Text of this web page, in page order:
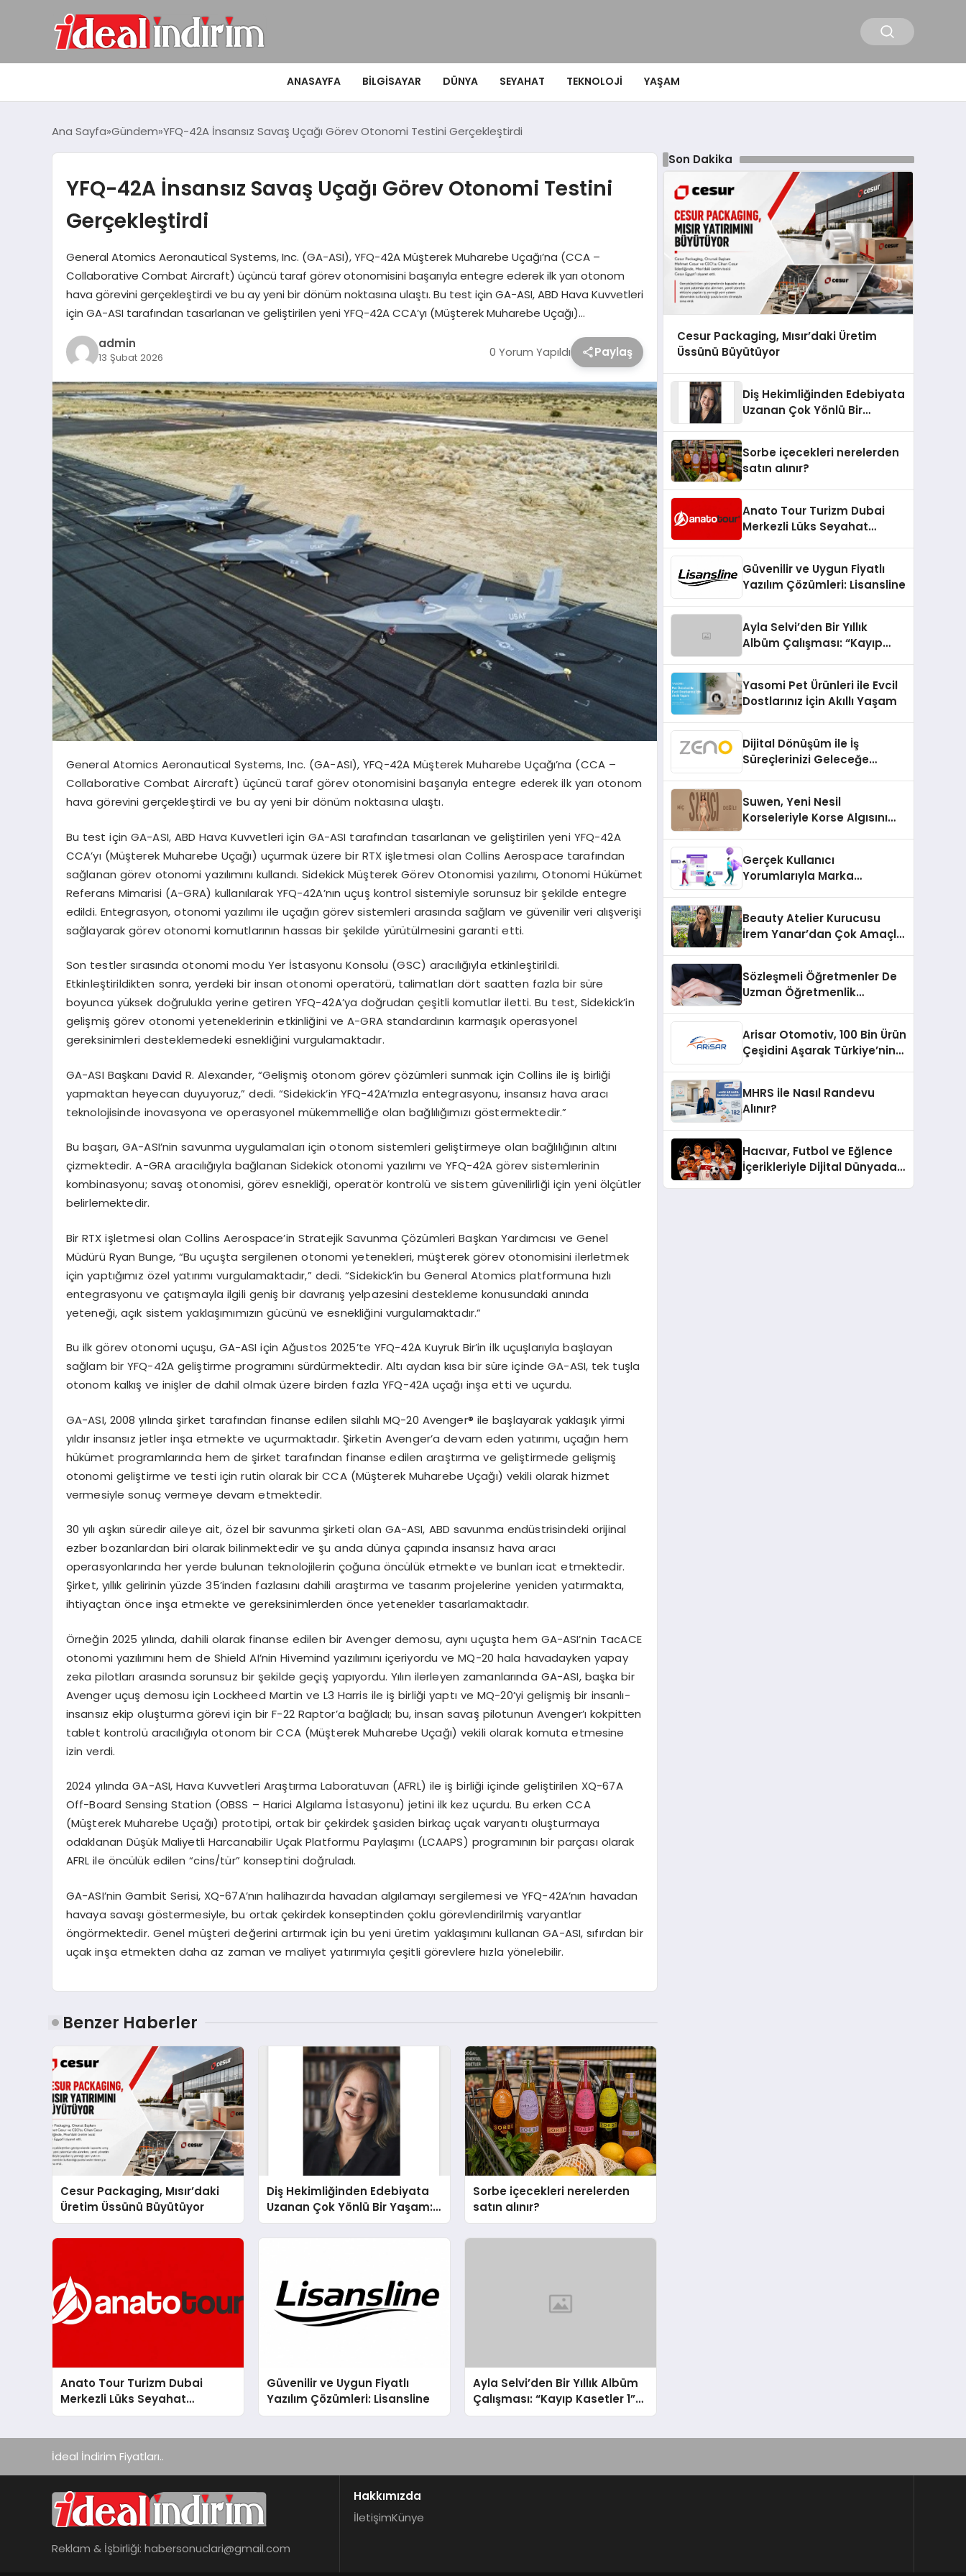
ANASAYFA BILGISAYAR DÜNYA SEYAHAT TEKNOLOJI YAŞAM
Ana Sayfa Gündem YFQ-42A İnsansız Savaş Uçağı Görev Otonomi Testini Gerçekleştirdi
YFQ-42A İnsansız Savaş Uçağı Görev Otonomi Testini
Gerçekleştirdi
General Atomics Aeronautical Systems, Inc. (GA-ASI), YFQ-42A Müşterek Muharebe Uçağı’na (CCA –
Collaborative Combat Aircraft) üçüncü taraf görev otonomisini başarıyla entegre ederek ilk yarı otonom
hava görevini gerçekleştirdi ve bu ay yeni bir dönüm noktasına ulaştı. Bu test için GA-ASI, ABD Hava Kuvvetleri
için GA-ASI tarafından tasarlanan ve geliştirilen yeni YFQ-42A CCA’yı (Müşterek Muharebe Uçağı)…
admin
13 Şubat 2026 0 Yorum Yapıldı Paylaş
General Atomics Aeronautical Systems, Inc. (GA-ASI), YFQ-42A Müşterek Muharebe Uçağı’na (CCA –
Collaborative Combat Aircraft) üçüncü taraf görev otonomisini başarıyla entegre ederek ilk yarı otonom
hava görevini gerçekleştirdi ve bu ay yeni bir dönüm noktasına ulaştı.
Bu test için GA-ASI, ABD Hava Kuvvetleri için GA-ASI tarafından tasarlanan ve geliştirilen yeni YFQ-42A
CCA’yı (Müşterek Muharebe Uçağı) uçurmak üzere bir RTX işletmesi olan Collins Aerospace tarafından
sağlanan görev otonomi yazılımını kullandı. Sidekick Müşterek Görev Otonomisi yazılımı, Otonomi Hükümet
Referans Mimarisi (A-GRA) kullanılarak YFQ-42A’nın uçuş kontrol sistemiyle sorunsuz bir şekilde entegre
edildi. Entegrasyon, otonomi yazılımı ile uçağın görev sistemleri arasında sağlam ve güvenilir veri alışverişi
sağlayarak görev otonomi komutlarının hassas bir şekilde yürütülmesini garanti etti.
Son testler sırasında otonomi modu Yer İstasyonu Konsolu (GSC) aracılığıyla etkinleştirildi.
Etkinleştirildikten sonra, yerdeki bir insan otonomi operatörü, talimatları dört saatten fazla bir süre
boyunca yüksek doğrulukla yerine getiren YFQ-42A’ya doğrudan çeşitli komutlar iletti. Bu test, Sidekick’in
gelişmiş görev otonomi yeteneklerinin etkinliğini ve A-GRA standardının karmaşık operasyonel
gereksinimleri desteklemedeki esnekliğini vurgulamaktadır.
GA-ASI Başkanı David R. Alexander, “Gelişmiş otonom görev çözümleri sunmak için Collins ile iş birliği
yapmaktan heyecan duyuyoruz,” dedi. “Sidekick’in YFQ-42A’mızla entegrasyonu, insansız hava aracı
teknolojisinde inovasyona ve operasyonel mükemmelliğe olan bağlılığımızı göstermektedir.”
Bu başarı, GA-ASI’nin savunma uygulamaları için otonom sistemleri geliştirmeye olan bağlılığının altını
çizmektedir. A-GRA aracılığıyla bağlanan Sidekick otonomi yazılımı ve YFQ-42A görev sistemlerinin
kombinasyonu; savaş otonomisi, görev esnekliği, operatör kontrolü ve sistem güvenilirliği için yeni ölçütler
belirlemektedir.
Bir RTX işletmesi olan Collins Aerospace’in Stratejik Savunma Çözümleri Başkan Yardımcısı ve Genel
Müdürü Ryan Bunge, “Bu uçuşta sergilenen otonomi yetenekleri, müşterek görev otonomisini ilerletmek
için yaptığımız özel yatırımı vurgulamaktadır,” dedi. “Sidekick’in bu General Atomics platformuna hızlı
entegrasyonu ve çatışmayla ilgili geniş bir davranış yelpazesini destekleme konusundaki anında
yeteneği, açık sistem yaklaşımımızın gücünü ve esnekliğini vurgulamaktadır.”
Bu ilk görev otonomi uçuşu, GA-ASI için Ağustos 2025’te YFQ-42A Kuyruk Bir’in ilk uçuşlarıyla başlayan
sağlam bir YFQ-42A geliştirme programını sürdürmektedir. Altı aydan kısa bir süre içinde GA-ASI, tek tuşla
otonom kalkış ve inişler de dahil olmak üzere birden fazla YFQ-42A uçağı inşa etti ve uçurdu.
GA-ASI, 2008 yılında şirket tarafından finanse edilen silahlı MQ-20 Avenger® ile başlayarak yaklaşık yirmi
yıldır insansız jetler inşa etmekte ve uçurmaktadır. Şirketin Avenger’a devam eden yatırımı, uçağın hem
hükümet programlarında hem de şirket tarafından finanse edilen araştırma ve geliştirmede gelişmiş
otonomi geliştirme ve testi için rutin olarak bir CCA (Müşterek Muharebe Uçağı) vekili olarak hizmet
vermesiyle sonuç vermeye devam etmektedir.
30 yılı aşkın süredir aileye ait, özel bir savunma şirketi olan GA-ASI, ABD savunma endüstrisindeki orijinal
ezber bozanlardan biri olarak bilinmektedir ve şu anda dünya çapında insansız hava aracı
operasyonlarında her yerde bulunan teknolojilerin çoğuna öncülük etmekte ve bunları icat etmektedir.
Şirket, yıllık gelirinin yüzde 35’inden fazlasını dahili araştırma ve tasarım projelerine yeniden yatırmakta,
ihtiyaçtan önce inşa etmekte ve gereksinimlerden önce yetenekler tasarlamaktadır.
Örneğin 2025 yılında, dahili olarak finanse edilen bir Avenger demosu, aynı uçuşta hem GA-ASI’nin TacACE
otonomi yazılımını hem de Shield AI’nin Hivemind yazılımını içeriyordu ve MQ-20 hala havadayken yapay
zeka pilotları arasında sorunsuz bir şekilde geçiş yapıyordu. Yılın ilerleyen zamanlarında GA-ASI, başka bir
Avenger uçuş demosu için Lockheed Martin ve L3 Harris ile iş birliği yaptı ve MQ-20’yi gelişmiş bir insanlı-
insansız ekip oluşturma görevi için bir F-22 Raptor’a bağladı; bu, insan savaş pilotunun Avenger’ı kokpitten
tablet kontrolü aracılığıyla otonom bir CCA (Müşterek Muharebe Uçağı) vekili olarak komuta etmesine
izin verdi.
2024 yılında GA-ASI, Hava Kuvvetleri Araştırma Laboratuvarı (AFRL) ile iş birliği içinde geliştirilen XQ-67A
Off-Board Sensing Station (OBSS – Harici Algılama İstasyonu) jetini ilk kez uçurdu. Bu erken CCA
(Müşterek Muharebe Uçağı) prototipi, ortak bir çekirdek şasiden birkaç uçak varyantı oluşturmaya
odaklanan Düşük Maliyetli Harcanabilir Uçak Platformu Paylaşımı (LCAAPS) programının bir parçası olarak
AFRL ile öncülük edilen “cins/tür” konseptini doğruladı.
GA-ASI’nin Gambit Serisi, XQ-67A’nın halihazırda havadan algılamayı sergilemesi ve YFQ-42A’nın havadan
havaya savaşı göstermesiyle, bu ortak çekirdek konseptinden çoklu görevlendirilmiş varyantlar
öngörmektedir. Genel müşteri değerini artırmak için bu yeni üretim yaklaşımını kullanan GA-ASI, sıfırdan bir
uçak inşa etmekten daha az zaman ve maliyet yatırımıyla çeşitli görevlere hızla yönelebilir.
Benzer Haberler
Cesur Packaging, Mısır’daki
Üretim Üssünü Büyütüyor
Diş Hekimliğinden Edebiyata
Uzanan Çok Yönlü Bir Yaşam:
Yeşim Şahin Yaman
Sorbe içecekleri nerelerden
satın alınır?
Anato Tour Turizm Dubai
Merkezli Lüks Seyahat
Hizmetleriyle Küresel
Güvenilir ve Uygun Fiyatlı
Yazılım Çözümleri: Lisansline
Ayla Selvi’den Bir Yıllık Albüm
Çalışması: “Kayıp Kasetler 1”
31 Temmuz’da Çıktı
Son Dakika
Cesur Packaging, Mısır’daki Üretim
Üssünü Büyütüyor
Diş Hekimliğinden Edebiyata
Uzanan Çok Yönlü Bir
Sorbe içecekleri nerelerden
satın alınır?
Anato Tour Turizm Dubai
Merkezli Lüks Seyahat
Güvenilir ve Uygun Fiyatlı
Yazılım Çözümleri: Lisansline
Ayla Selvi’den Bir Yıllık
Albüm Çalışması: “Kayıp
Yasomi Pet Ürünleri ile Evcil
Dostlarınız İçin Akıllı Yaşam
Dijital Dönüşüm ile İş
Süreçlerinizi Geleceğe
Suwen, Yeni Nesil
Korseleriyle Korse Algısını
Gerçek Kullanıcı
Yorumlarıyla Marka
Beauty Atelier Kurucusu
İrem Yanar’dan Çok Amaçlı
Sözleşmeli Öğretmenler De
Uzman Öğretmenlik
Arisar Otomotiv, 100 Bin Ürün
Çeşidini Aşarak Türkiye’nin
Platformlarından Biri Oldu
MHRS ile Nasıl Randevu
Alınır?
Hacıvar, Futbol ve Eğlence
İçerikleriyle Dijital Dünyada
İdeal İndirim Fiyatları..
Reklam & İşbirliği: habersonuclari@gmail.com
Hakkımızda
İletişimKünye